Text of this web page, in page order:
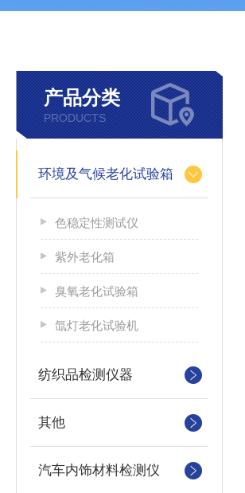
产品分类
PRODUCTS
环境及气候老化试验箱
色稳定性测试仪
紫外老化箱
臭氧老化试验箱
氙灯老化试验机
纺织品检测仪器
其他
汽车内饰材料检测仪